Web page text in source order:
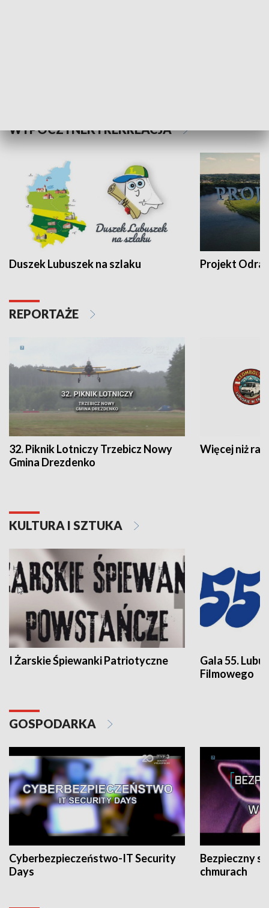
WYPOCZYNEK I REKREACJA
Duszek Lubuszek na szlaku Projekt Odra
REPORTAŻE
32. Piknik Lotniczy Trzebicz Nowy
Gmina Drezdenko
Więcej niż rajd
KULTURA I SZTUKA
I Żarskie Śpiewanki Patriotyczne
Gala 55.
Filmowego
GOSPODARKA
Cyberbezpieczeństwo-IT Security
Days
Bezpieczny
chmurach